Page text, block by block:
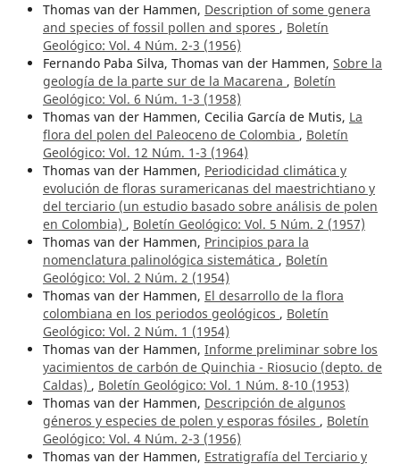
Thomas van der Hammen, Description of some genera
and species of fossil pollen and spores , Boletín
Geológico: Vol. 4 Núm. 2-3 (1956)
Fernando Paba Silva, Thomas van der Hammen, Sobre la
geología de la parte sur de la Macarena , Boletín
Geológico: Vol. 6 Núm. 1-3 (1958)
Thomas van der Hammen, Cecilia García de Mutis, La
flora del polen del Paleoceno de Colombia , Boletín
Geológico: Vol. 12 Núm. 1-3 (1964)
Thomas van der Hammen, Periodicidad climática y
evolución de floras suramericanas del maestrichtiano y
del terciario (un estudio basado sobre análisis de polen
en Colombia) , Boletín Geológico: Vol. 5 Núm. 2 (1957)
Thomas van der Hammen, Principios para la
nomenclatura palinológica sistemática , Boletín
Geológico: Vol. 2 Núm. 2 (1954)
Thomas van der Hammen, El desarrollo de la flora
colombiana en los periodos geológicos , Boletín
Geológico: Vol. 2 Núm. 1 (1954)
Thomas van der Hammen, Informe preliminar sobre los
yacimientos de carbón de Quinchia - Riosucio (depto. de
Caldas) , Boletín Geológico: Vol. 1 Núm. 8-10 (1953)
Thomas van der Hammen, Descripción de algunos
géneros y especies de polen y esporas fósiles , Boletín
Geológico: Vol. 4 Núm. 2-3 (1956)
Thomas van der Hammen, Estratigrafía del Terciario y